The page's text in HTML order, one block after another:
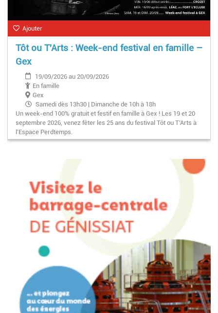
Ajouter
Tôt ou T'Arts : Week-end festival en famille –
Gex
19/09/2026 au 20/09/2026
En famille
Gex
Samedi dès 13h30 | Dimanche de 10h à 18h
Un week-end 100% gratuit et festif en famille à Gex ! Les 19 et 20
septembre 2026, venez fêter les 25 ans du festival Tôt ou T'Arts à
l'Espace Perdtemps.